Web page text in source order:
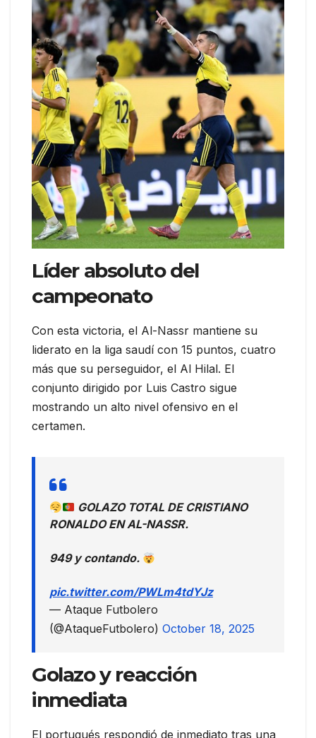
Líder absoluto del
campeonato
Con esta victoria, el Al-Nassr mantiene su
liderato en la liga saudí con 15 puntos, cuatro
más que su perseguidor, el Al Hilal. El
conjunto dirigido por Luis Castro sigue
mostrando un alto nivel ofensivo en el
certamen.
GOLAZO TOTAL DE CRISTIANO
RONALDO EN AL-NASSR.
949 y contando.
pic.twitter.com/PWLm4tdYJz
— Ataque Futbolero
(@AtaqueFutbolero) October 18, 2025
Golazo y reacción
inmediata
El portugués respondió de inmediato tras una